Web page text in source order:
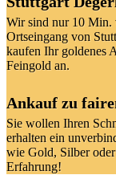
Wir sind nur 10 Min.
Ortseingang von
kaufen Ihr goldenes
Feingold an.
Ankauf zu
Sie wollen Ihren
erhalten ein
wie Gold, Silber
Erfahrung!